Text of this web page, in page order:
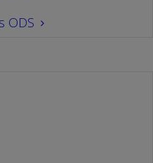
ODS nacional
la C.